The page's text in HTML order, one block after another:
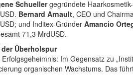
Schuellergegründete
Bernard Arnault, CEO und
und Inditex-Gründer Amancio
71,3 MrdUSD.
Überholspur
Erfolgsgeheimnis: Im Gegensatz zu
organischen Wachstums. Das